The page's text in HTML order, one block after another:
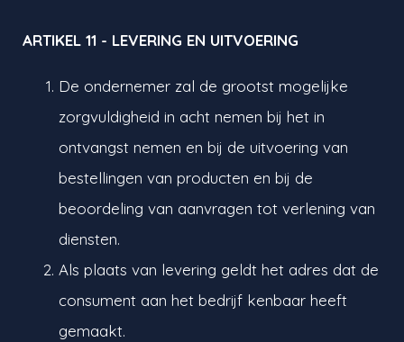
ARTIKEL 11 - LEVERING EN UITVOERING
De ondernemer zal de grootst mogelijke
zorgvuldigheid in acht nemen bij het in
ontvangst nemen en bij de uitvoering van
bestellingen van producten en bij de
beoordeling van aanvragen tot verlening van
diensten.
Als plaats van levering geldt het adres dat de
consument aan het bedrijf kenbaar heeft
gemaakt.